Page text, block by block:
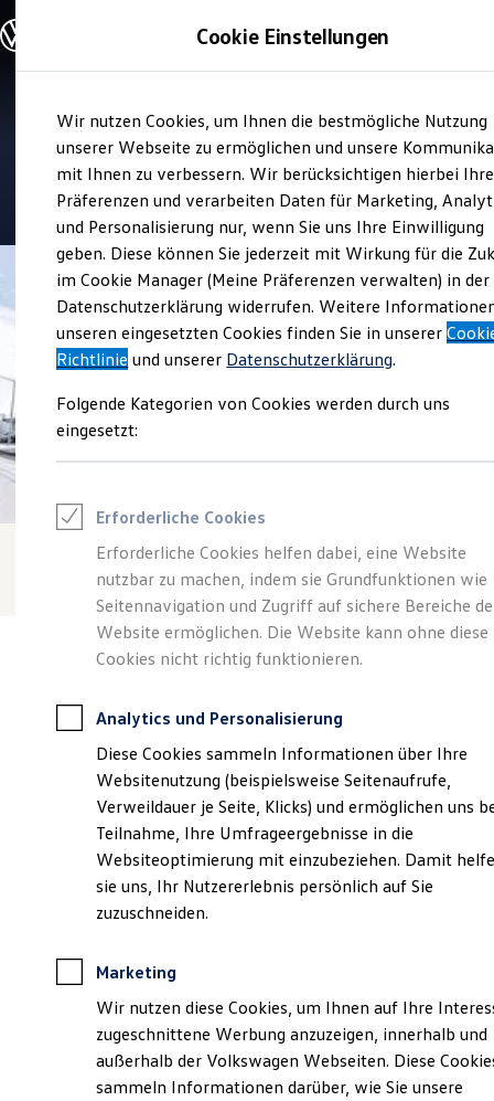
Hauptinhalt
springen
Footer
springen
Modelle und Konfigurator
Modelle vergleichen
Elektroautos
ENERGY Sondermodelle
Nutzfahrzeuge
SUV und CUV
Familienautos
Kombis
Kompaktwagen
Sportwagen
Schnell verfügbare Fahrzeuge
Angebote und Produkte
Aktuelle Angebote
E-Auto-Förderung
Volkswagen Marktplatz
Junge Gebrauchtwagen und Gebrauchtwagen
Volkswagen Zertifizierte Gebrauchtwagen
Zubehör- und Serviceangebote
Leasing
Leasing-Angebote
Gebrauchtwagen Leasing
Junge Gebrauchtwagen-Leasing
Elektroauto Leasing
Kleinwagen-Leasing
Leasing ohne Anzahlung
Finanzierung
Kfz-Versicherung
Restschuldversicherungen
Garantien
Wartungsverträge
Geschäftskunden
Professional Class bei Volkswagen
Großkunden
Behörden
Direktkunden
Sonderfahrzeuge
Anpfiff zum Gewinn
Elektroautos
ID. Tutorials
Elektrofahrzeugkonzepte
Reichweite
Reichweite der ID. Modelle
Reichweite im Winter
Verkauf und Service
Volkswagen Zentrum Trier
4.6| 229 Bewertungen
Verantwortlich für die Inhalte auf dieser Seite ist die VZT
Automobile GmbH (Impressum & Rechtliches)
Loebstraße 5, 54292 Trier
c.schu@loehrgruppe.de
Montag
Sonntag
Geschlossen
Cookie Einstellungen
Wir nutzen Cookies, um Ihnen die bestmögliche Nutzung
unserer Webseite zu ermöglichen und unsere
mit Ihnen zu verbessern. Wir berücksichtigen hierbei Ihre
Präferenzen und verarbeiten Daten für Marketing,
und Personalisierung nur, wenn Sie uns Ihre Einwilligung
geben. Diese können Sie jederzeit mit Wirkung für die
im Cookie Manager (Meine Präferenzen verwalten) in der
Datenschutzerklärung widerrufen. Weitere
unseren eingesetzten Cookies finden Sie in unserer
Richtlinie und unserer Datenschutzerklärung.
Folgende Kategorien von Cookies werden durch uns
eingesetzt:
Erforderliche Cookies
Erforderliche Cookies helfen dabei, eine Website
nutzbar zu machen, indem sie Grundfunktionen wie
Seitennavigation und Zugriff auf sichere Bereiche
Website ermöglichen. Die Website kann ohne diese
Cookies nicht richtig funktionieren.
Analytics und Personalisierung
Diese Cookies sammeln Informationen über Ihre
Websitenutzung (beispielsweise Seitenaufrufe,
Verweildauer je Seite, Klicks) und ermöglichen uns
Teilnahme, Ihre Umfrageergebnisse in die
Websiteoptimierung mit einzubeziehen. Damit
sie uns, Ihr Nutzererlebnis persönlich auf Sie
zuzuschneiden.
Marketing
Wir nutzen diese Cookies, um Ihnen auf Ihre
zugeschnittene Werbung anzuzeigen, innerhalb und
außerhalb der Volkswagen Webseiten. Diese
sammeln Informationen darüber, wie Sie unsere